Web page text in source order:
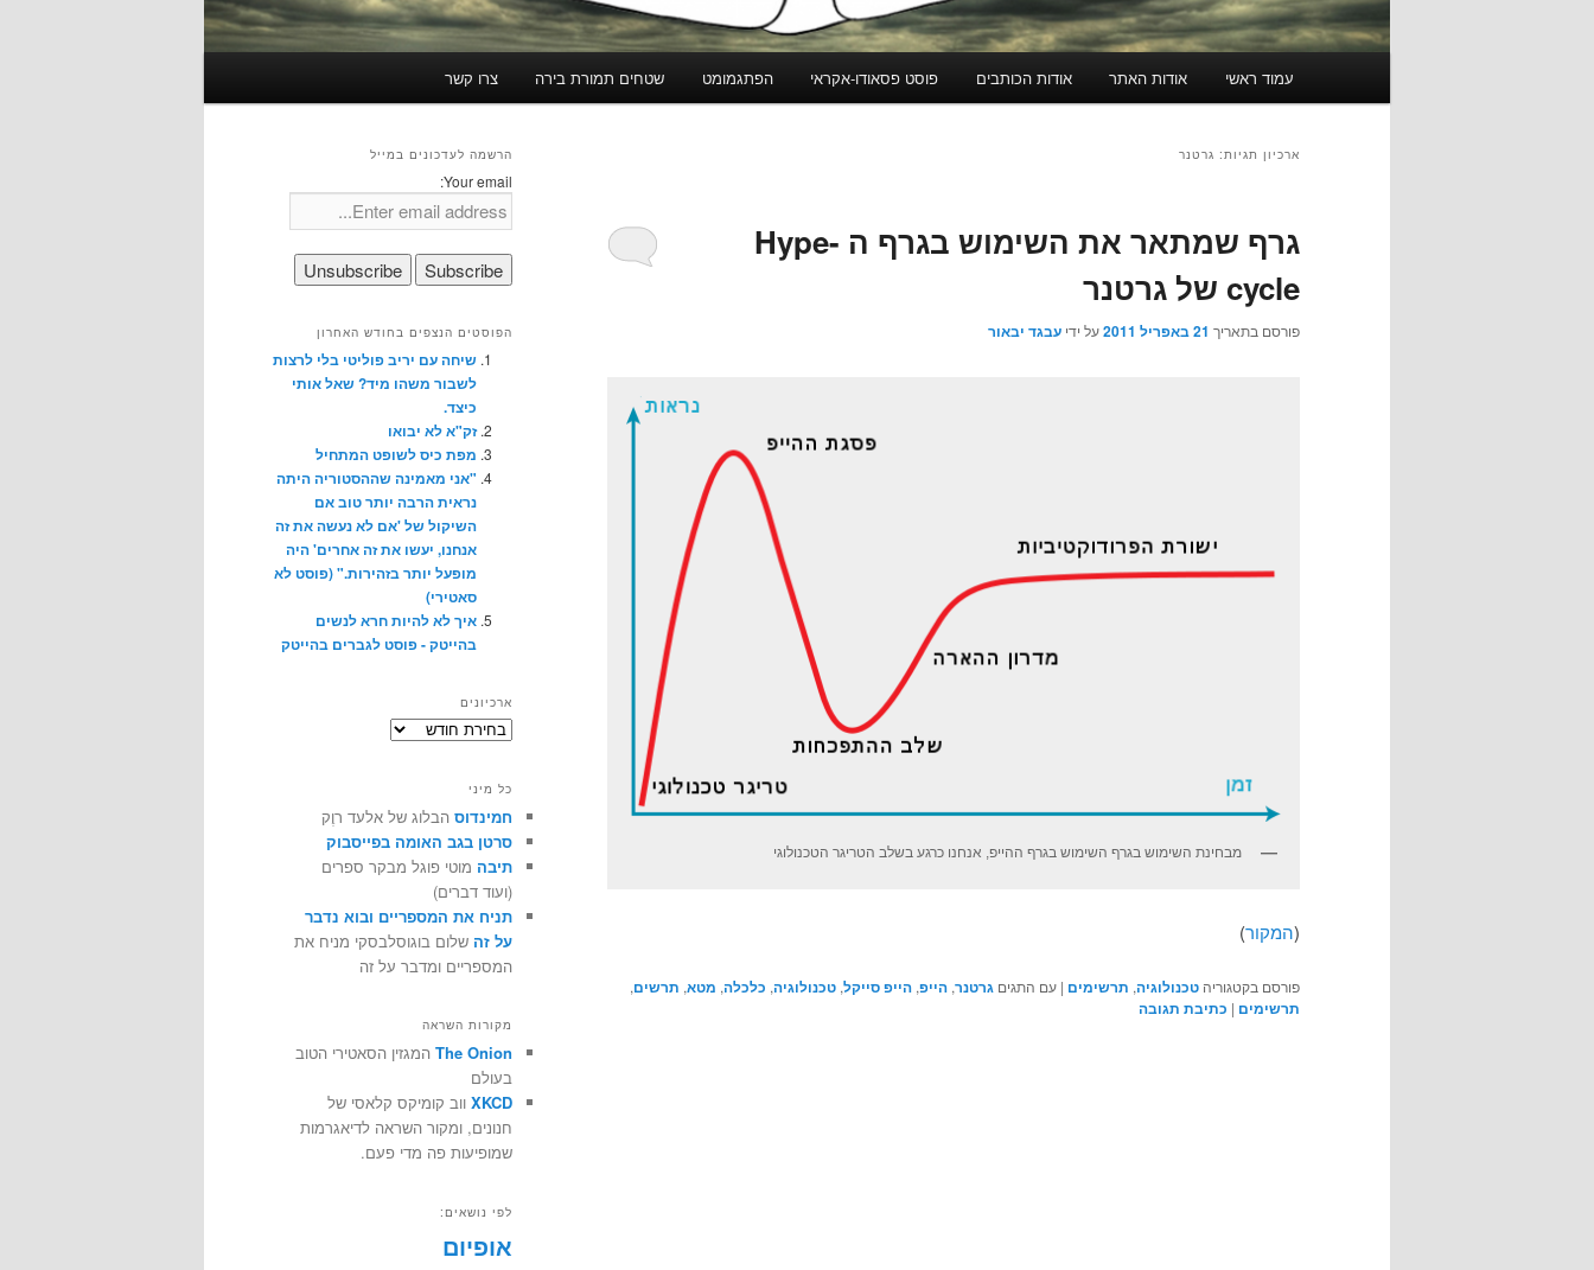
עמוד ראשי אודות האתר אודות הכותבים פוסט פסאודו-אקראי הפתגמומט שטחים תמורת בירה צרו קשר
ארכיון תגיות: גרטנר
גרף שמתאר את השימוש בגרף ה Hype-
cycle של גרטנר
פורסם בתאריך 21 באפריל 2011 על ידי עבגד יבאור
מבחינת השימוש בגרף השימוש בגרף ההייפ, אנחנו כרגע בשלב הטריגר הטכנולוגי
(המקור)
פורסם בקטגוריה טכנולוגיה, תרשימים | עם התגים גרטנר, הייפ, הייפ סייקל, טכנולוגיה, כלכלה, מטא, תרשים,
תרשימים | כתיבת תגובה
הרשמה לעדכונים במייל
Your email:
הפוסטים הנצפים בחודש האחרון
שיחה עם יריב פוליטי בלי לרצות
לשבור משהו מיד? שאל אותי
כיצד.
זק"א לא יבואו
מפת כיס לשופט המתחיל
"אני מאמינה שההסטוריה היתה
נראית הרבה יותר טוב אם
השיקול של 'אם לא נעשה את זה
אנחנו, יעשו את זה אחרים' היה
מופעל יותר בזהירות." (פוסט לא
סאטירי)
איך לא להיות חרא לנשים
בהייטק - פוסט לגברים בהייטק
ארכיונים
ארכיונים
כל מיני
חמינדוס הבלוג של אלעד רוֶק
סרטן בגב האומה בפייסבוק
תיבה מוטי פוגל מבקר ספרים
(ועוד דברים)
תניח את המספריים ובוא נדבר
על זה שלום בוגוסלבסקי מניח את
המספריים ומדבר על זה
מקורות השראה
The Onion המגזין הסאטירי הטוב
בעולם
XKCD ווב קומיקס קלאסי של
חנונים, ומקור השראה לדיאגרמות
שמופיעות פה מדי פעם.
לפי נושאים:
אופיום